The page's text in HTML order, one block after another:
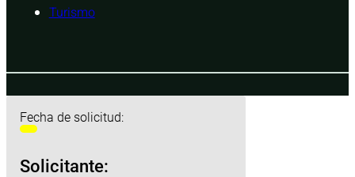
Turismo
Fecha de solicitud:
Solicitante: